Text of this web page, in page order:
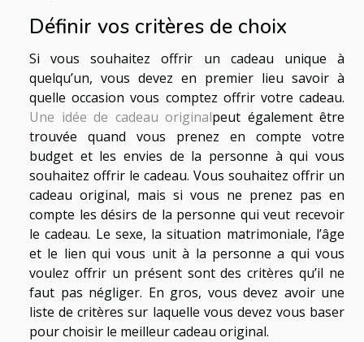
Définir vos critères de choix
Si vous souhaitez offrir un cadeau unique à
quelqu’un, vous devez en premier lieu savoir à
quelle occasion vous comptez offrir votre cadeau.
Une idée de cadeau originalpeut également être
trouvée quand vous prenez en compte votre
budget et les envies de la personne à qui vous
souhaitez offrir le cadeau. Vous souhaitez offrir un
cadeau original, mais si vous ne prenez pas en
compte les désirs de la personne qui veut recevoir
le cadeau. Le sexe, la situation matrimoniale, l’âge
et le lien qui vous unit à la personne a qui vous
voulez offrir un présent sont des critères qu’il ne
faut pas négliger. En gros, vous devez avoir une
liste de critères sur laquelle vous devez vous baser
pour choisir le meilleur cadeau original.